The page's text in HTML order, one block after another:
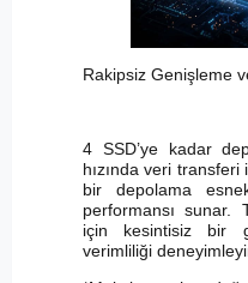
Rakipsiz Genişleme
4 SSD’ye kadar
hızında veri
bir depolama
performansı sunar.
için kesintisiz bir
verimliliği